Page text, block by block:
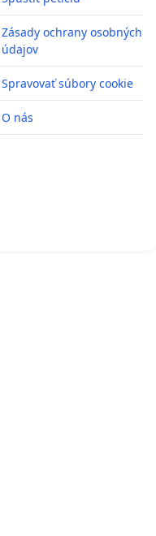
Zásady ochrany osobných
údajov
Spravovať súbory cookie
O nás